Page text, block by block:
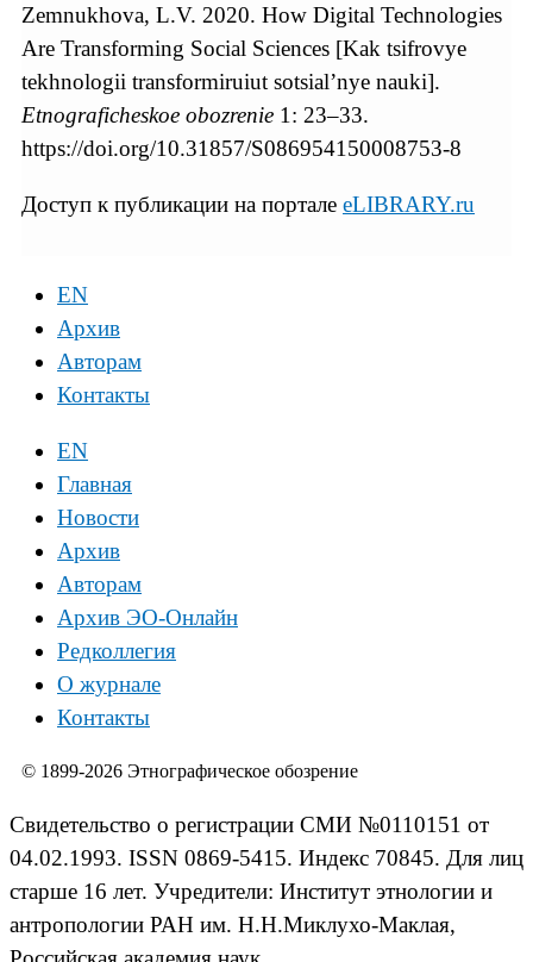
Zemnukhova, L.V. 2020. How Digital Technologies
Are Transforming Social Sciences [Kak tsifrovye
tekhnologii transformiruiut sotsial’nye nauki].
Etnograficheskoe obozrenie 1: 23–33.
https://doi.org/10.31857/S086954150008753-8
Доступ к публикации на портале eLIBRARY.ru
EN
Архив
Авторам
Контакты
EN
Главная
Новости
Архив
Авторам
Архив ЭО-Онлайн
Редколлегия
О журнале
Контакты
© 1899-2026 Этнографическое обозрение
Свидетельство о регистрации СМИ №0110151 от
04.02.1993. ISSN 0869-5415. Индекс 70845. Для лиц
старше 16 лет. Учредители: Институт этнологии и
антропологии РАН им. Н.Н.Миклухо-Маклая,